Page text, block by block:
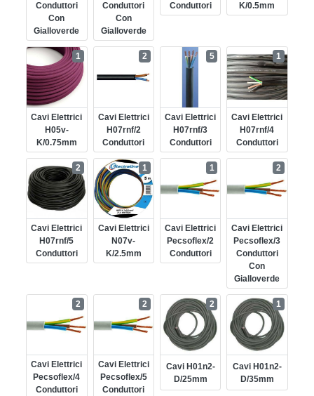
Conduttori
Con
Gialloverde
Conduttori
Con
Gialloverde
Conduttori
K/0.5mm
Cavi Elettrici
H05v-
K/0.75mm
1
Cavi Elettrici
H07rnf/2
Conduttori
2
Cavi Elettrici
H07rnf/3
Conduttori
5
Cavi Elettrici
H07rnf/4
Conduttori
1
Cavi Elettrici
H07rnf/5
Conduttori
2
Cavi Elettrici
N07v-
K/2.5mm
1
Cavi Elettrici
Pecsoflex/2
Conduttori
1
Cavi Elettrici
Pecsoflex/3
Conduttori
Con
Gialloverde
2
Cavi Elettrici
Pecsoflex/4
Conduttori
2
Cavi Elettrici
Pecsoflex/5
Conduttori
2
Cavi H01n2-
D/25mm
2
Cavi H01n2-
D/35mm
1